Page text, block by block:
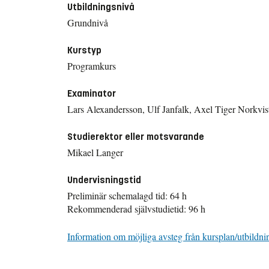
Utbildningsnivå
Grundnivå
Kurstyp
Programkurs
Examinator
Lars Alexandersson, Ulf Janfalk, Axel Tiger
Studierektor eller motsvarande
Mikael Langer
Undervisningstid
Preliminär schemalagd tid: 64 h
Rekommenderad självstudietid: 96 h
Information om möjliga avsteg från kursplan/